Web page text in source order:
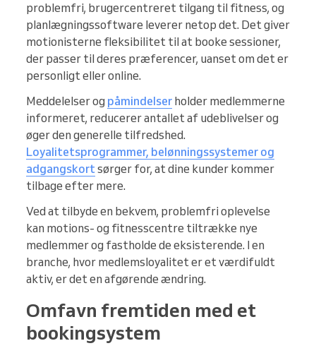
problemfri, brugercentreret tilgang til fitness, og
planlægningssoftware leverer netop det. Det giver
motionisterne fleksibilitet til at booke sessioner,
der passer til deres præferencer, uanset om det er
personligt eller online.
Meddelelser og påmindelser holder medlemmerne
informeret, reducerer antallet af udeblivelser og
øger den generelle tilfredshed.
Loyalitetsprogrammer, belønningssystemer og
adgangskortsørger for, at dine kunder kommer
tilbage efter mere.
Ved at tilbyde en bekvem, problemfri oplevelse
kan motions- og fitnesscentre tiltrække nye
medlemmer og fastholde de eksisterende. I en
branche, hvor medlemsloyalitet er et værdifuldt
aktiv, er det en afgørende ændring.
Omfavn fremtiden med et
bookingsystem